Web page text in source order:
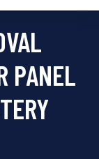
PANEL